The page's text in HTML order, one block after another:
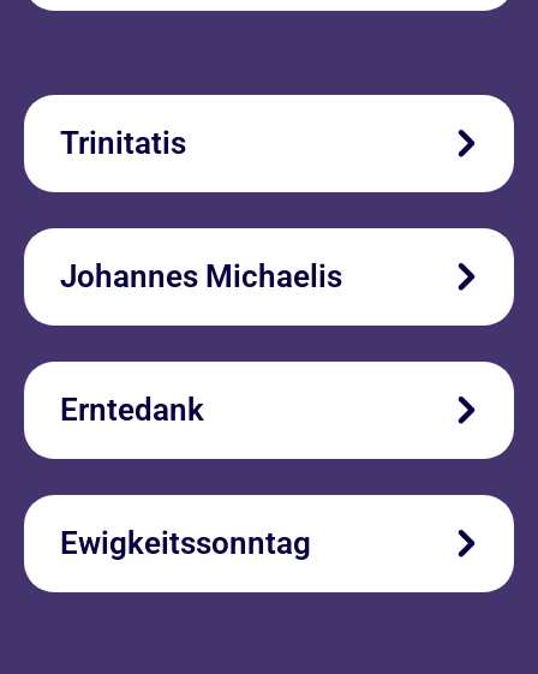
Trinitatis
Johannes Michaelis
Erntedank
Ewigkeitssonntag